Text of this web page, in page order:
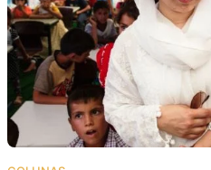
Podcast
Assine
Taba na Escola